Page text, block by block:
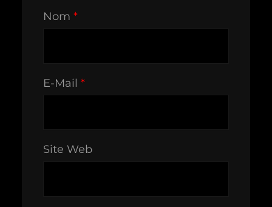
Nom *
E-Mail *
Site Web